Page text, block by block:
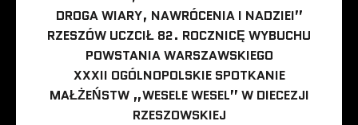
DROGA WIARY, NAWRÓCENIA I NADZIEI”
RZESZÓW UCZCIŁ 82. ROCZNICĘ WYBUCHU
POWSTANIA WARSZAWSKIEGO
XXXII OGÓLNOPOLSKIE SPOTKANIE
MAŁŻEŃSTW „WESELE WESEL” W DIECEZJI
RZESZOWSKIEJ